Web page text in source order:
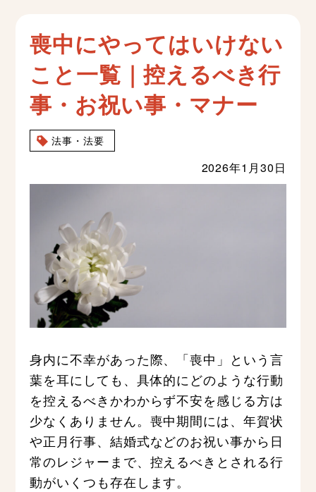
喪中にやってはいけない
こと一覧｜控えるべき行
事・お祝い事・マナー
法事・法要
2026年1月30日
身内に不幸があった際、「喪中」という言
葉を耳にしても、具体的にどのような行動
を控えるべきかわからず不安を感じる方は
少なくありません。喪中期間には、年賀状
や正月行事、結婚式などのお祝い事から日
常のレジャーまで、控えるべきとされる行
動がいくつも存在します。